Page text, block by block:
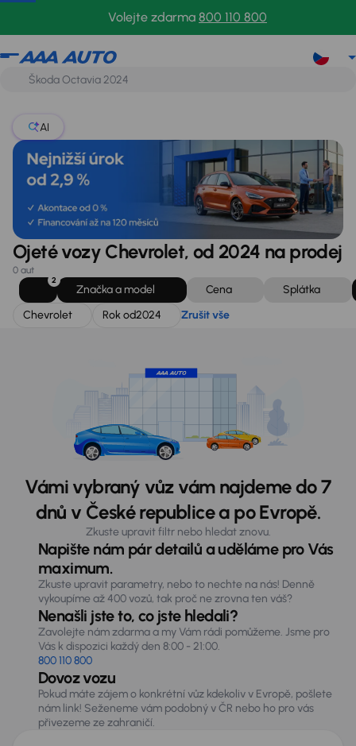
Volejte zdarma 800 110 800
Chevrolet
AI
Ojeté vozy Chevrolet, od 2024 na prodej
0 aut
2
Značka a model Cena
Splátka
Chevrolet
Rok od2024 Zrušit vše
Vámi vybraný vůz vám najdeme do 7
dnů v České republice a po Evropě.
Zkuste upravit filtr nebo hledat znovu.
Napište nám pár detailů a uděláme pro Vás
maximum.
Zkuste upravit parametry, nebo to nechte na nás! Denně
vykoupíme až 400 vozů, tak proč ne zrovna ten váš?
Nenašli jste to, co jste hledali?
Zavolejte nám zdarma a my Vám rádi pomůžeme. Jsme pro
Vás k dispozici každý den 8:00 - 21:00.
800 110 800
Dovoz vozu
Pokud máte zájem o konkrétní vůz kdekoliv v Evropě, pošlete
nám link! Seženeme vám podobný v ČR nebo ho pro vás
přivezeme ze zahraničí.